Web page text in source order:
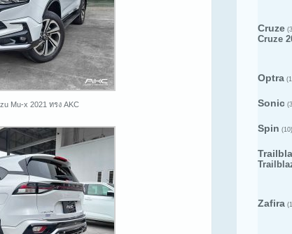
Mu-x 2021 ทรง AKC
Cruze
Cruze
Optra
Sonic
Spin (10)
Zafira